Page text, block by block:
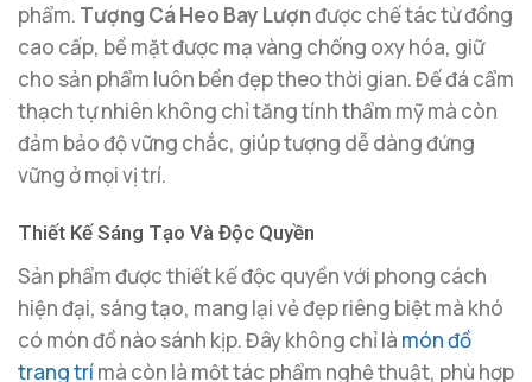
phẩm. Tượng Cá Heo Bay Lượnđược chế tác từ đồng
cao cấp, bề mặt được mạ vàng chống oxy hóa, giữ
cho sản phẩm luôn bền đẹp theo thời gian. Đế đá cẩm
thạch tự nhiên không chỉ tăng tính thẩm mỹ mà còn
đảm bảo độ vững chắc, giúp tượng dễ dàng đứng
vững ở mọi vị trí.
Thiết Kế Sáng Tạo Và Độc Quyền
Sản phẩm được thiết kế độc quyền với phong cách
hiện đại, sáng tạo, mang lại vẻ đẹp riêng biệt mà khó
có món đồ nào sánh kịp. Đây không chỉ là món đồ
trang trímà còn là một tác phẩm nghệ thuật, phù hợp